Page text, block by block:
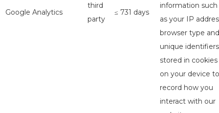
Google Analytics
third
party
≤ 731 days
information such
as your IP
browser type and
unique identifiers
stored in cookies
on your device to
record how you
interact with our